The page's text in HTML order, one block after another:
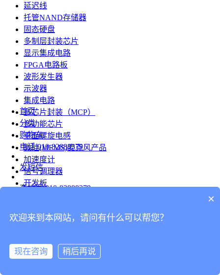
延迟线
托管NAND存储器
固态硬盘
多制层封装芯片
显示集成电路
FPGA电路板
波形发生器
示波器
集成电路
多芯片封装（MCP）
多功能芯片
平面螺旋电感
微硅(MEMS)麦克风产品
加速度计
信号调理器
开发板
台式仪表
连接器
首页
分类
购物车
电话 010-82888379
发短信
查地图 010-82888379
分享
×
欢迎来到本网站，请问有什么可以帮您？
现在咨询 稍后再说